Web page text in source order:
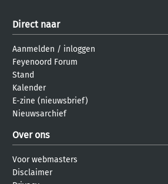
Direct naar
Aanmelden / inloggen
Feyenoord Forum
Stand
Kalender
E-zine (nieuwsbrief)
Nieuwsarchief
Over ons
Voor webmasters
Disclaimer